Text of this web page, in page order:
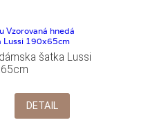
šatka Lussi
DETAIL